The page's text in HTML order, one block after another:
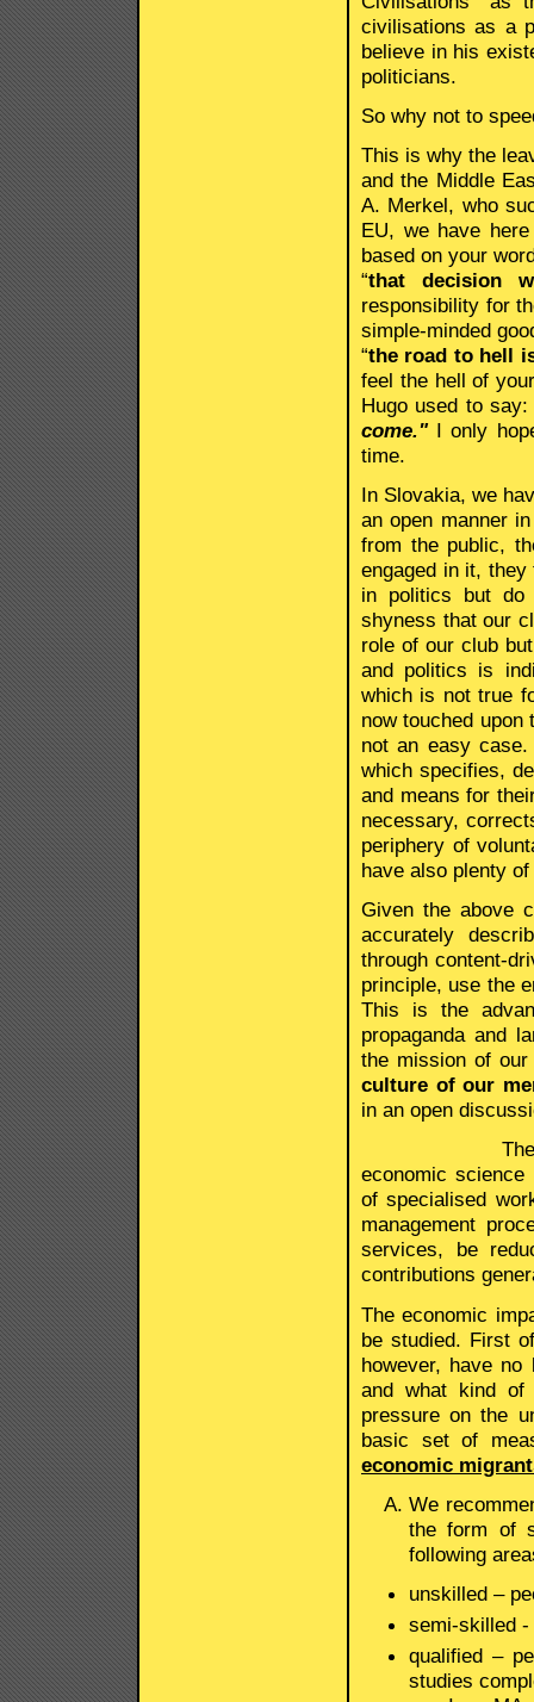
civilisations as a
believe in his
politicians.
So why not to
This is why the
and the Middle
A. Merkel, who
EU, we have
based on your
“that decision
responsibility for
simple-minded
“the road to hell
feel the hell of
Hugo used to say:
come."I only
time.
In Slovakia, we
an open manner
from the public,
engaged in it,
in politics but do
shyness that our
role of our club
and politics is
which is not true
now touched
not an easy
which specifies,
and means for
necessary,
periphery of
have also plenty
Given the above
accurately
through content-
principle, use the
This is the
propaganda and
the mission of
culture of our
in an open
The
economic science
of specialised
management
services, be
contributions
The economic
be studied. First
however, have no
and what kind of
pressure on the
basic set of
economic
We
the form of
following
unskilled –
semi-skilled -
qualified –
studies